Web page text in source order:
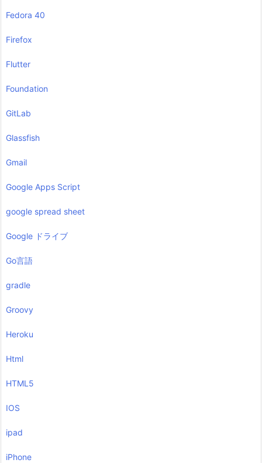
Fedora 40
Firefox
Flutter
Foundation
GitLab
Glassfish
Gmail
Google Apps Script
google spread sheet
Google ドライブ
Go言語
gradle
Groovy
Heroku
Html
HTML5
IOS
ipad
iPhone